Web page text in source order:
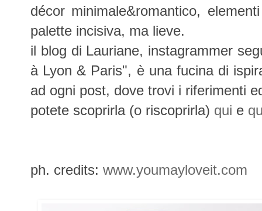
décor minimale&romantico,
palette incisiva, ma lieve.
il blog di Lauriane, instagrammer
à Lyon & Paris", è una fucina di
ad ogni post, dove trovi i riferimenti
potete scoprirla (o riscoprirla) qui e
ph. credits: www.youmayloveit.com